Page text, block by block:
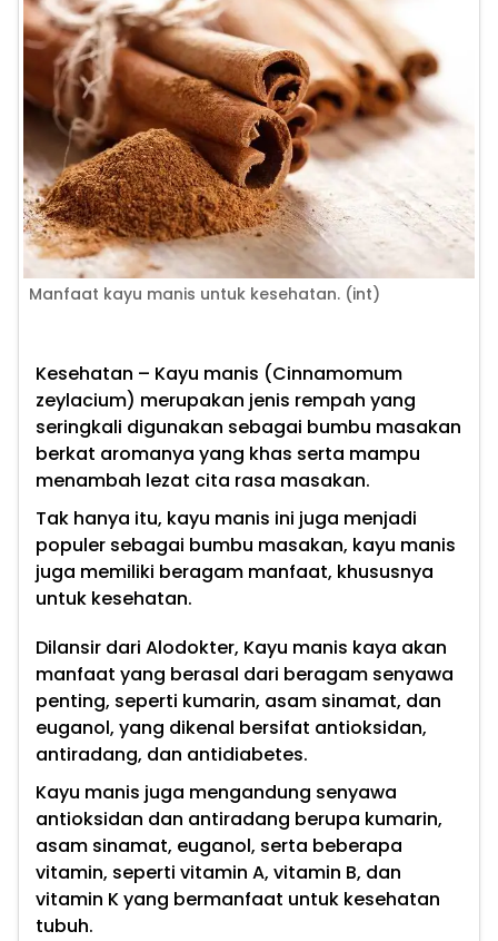
Manfaat kayu manis untuk kesehatan. (int)
Kesehatan – Kayu manis (Cinnamomum
zeylacium) merupakan jenis rempah yang
seringkali digunakan sebagai bumbu masakan
berkat aromanya yang khas serta mampu
menambah lezat cita rasa masakan.
Tak hanya itu, kayu manis ini juga menjadi
populer sebagai bumbu masakan, kayu manis
juga memiliki beragam manfaat, khususnya
untuk kesehatan.
Dilansir dari Alodokter, Kayu manis kaya akan
manfaat yang berasal dari beragam senyawa
penting, seperti kumarin, asam sinamat, dan
euganol, yang dikenal bersifat antioksidan,
antiradang, dan antidiabetes.
Kayu manis juga mengandung senyawa
antioksidan dan antiradang berupa kumarin,
asam sinamat, euganol, serta beberapa
vitamin, seperti vitamin A, vitamin B, dan
vitamin K yang bermanfaat untuk kesehatan
tubuh.